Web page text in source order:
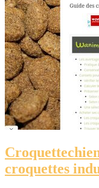
croquettes